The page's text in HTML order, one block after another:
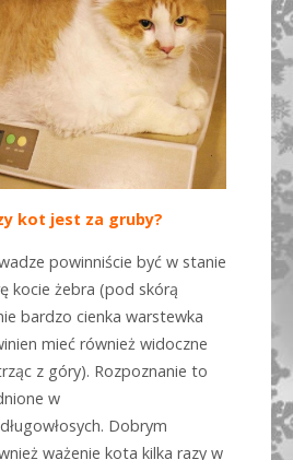
kot jest za gruby?
powinniście być w stanie
kocie żebra (pod skórą
bardzo cienka warstewka
mieć również widoczne
z góry). Rozpoznanie to
w
Dobrym
ważenie kota kilka razy w